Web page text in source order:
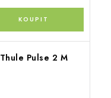
Thule Pulse 2 M